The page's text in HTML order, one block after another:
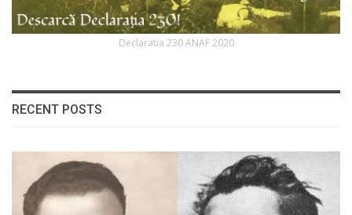
Declaratia 230 ANAF 2020
RECENT POSTS